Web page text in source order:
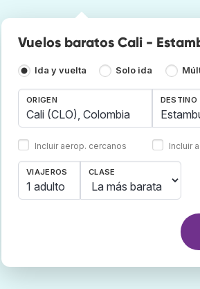
Vuelos baratos Cali -
Ida y vuelta Solo ida
ORIGEN
Incluir aerop. cercanos
DESTINO
Incluir
VIAJEROS
1 adulto
CLASE